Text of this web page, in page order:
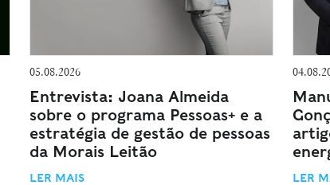
05.08.2026
Entrevista: Joana Almeida
sobre o programa Pessoas+ e a
estratégia de gestão de pessoas
da Morais Leitão
LER MAIS LER